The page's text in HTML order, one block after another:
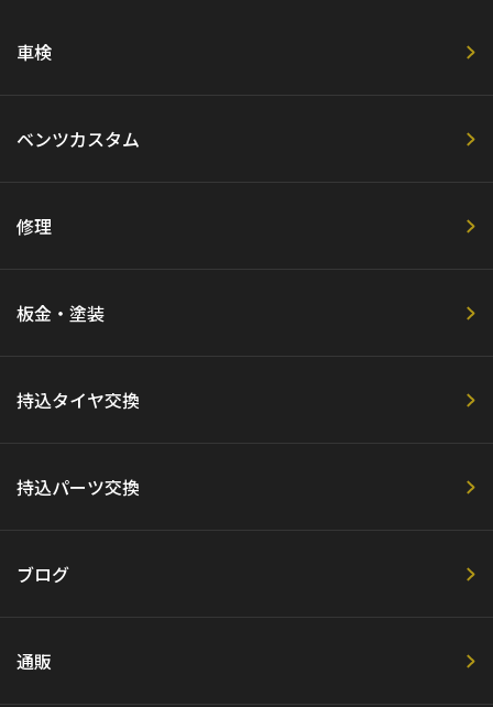
車検
ベンツカスタム
修理
板金・塗装
持込タイヤ交換
持込パーツ交換
ブログ
通販